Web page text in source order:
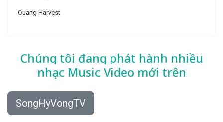
Quang Harvest
Chúng tôi đang phát hành nhiều
nhạc Music Video mới trên
SongHyVongTV